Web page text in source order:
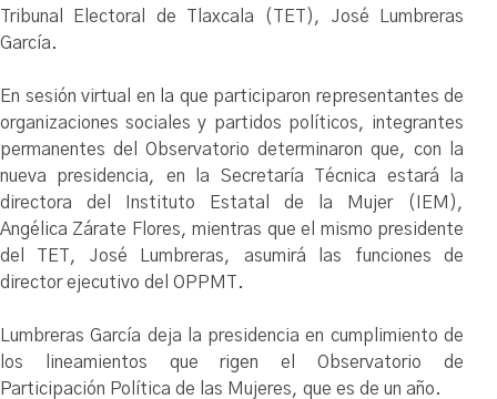
Tribunal Electoral de Tlaxcala (TET), José Lumbreras
García.
En sesión virtual en la que participaron representantes de
organizaciones sociales y partidos políticos, integrantes
permanentes del Observatorio determinaron que, con la
nueva presidencia, en la Secretaría Técnica estará la
directora del Instituto Estatal de la Mujer (IEM),
Angélica Zárate Flores, mientras que el mismo presidente
del TET, José Lumbreras, asumirá las funciones de
director ejecutivo del OPPMT.
Lumbreras García deja la presidencia en cumplimiento de
los lineamientos que rigen el Observatorio de
Participación Política de las Mujeres, que es de un año.